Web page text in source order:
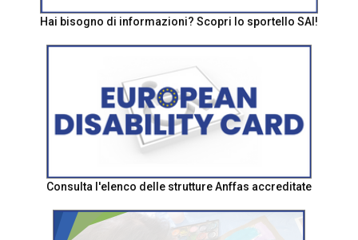
Hai bisogno di informazioni? Scopri lo sportello SAI!
Consulta l'elenco delle strutture Anffas accreditate